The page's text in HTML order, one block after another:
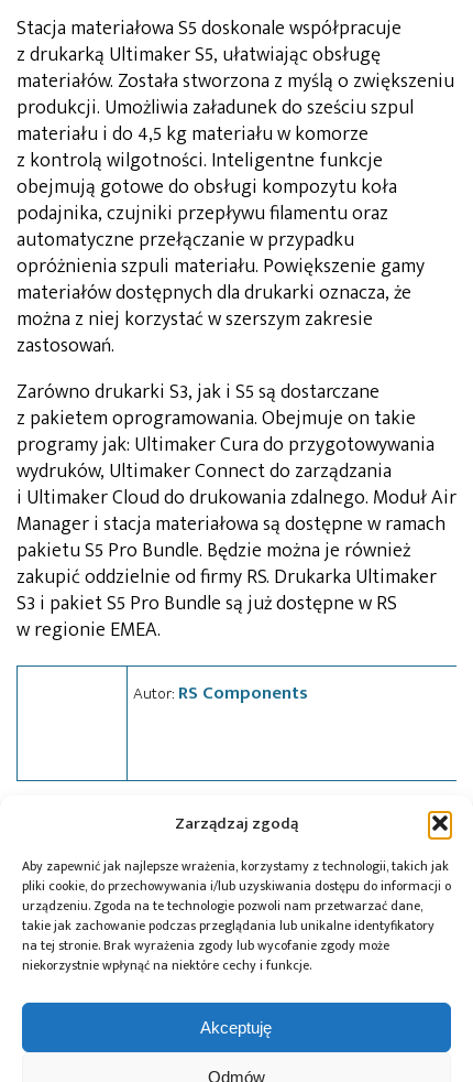
Zarządzaj zgodą
Aby zapewnić jak najlepsze wrażenia, korzystamy z technologii, takich jak
pliki cookie, do przechowywania i/lub uzyskiwania dostępu do informacji o
urządzeniu. Zgoda na te technologie pozwoli nam przetwarzać dane,
takie jak zachowanie podczas przeglądania lub unikalne identyfikatory
na tej stronie. Brak wyrażenia zgody lub wycofanie zgody może
niekorzystnie wpłynąć na niektóre cechy i funkcje.
Akceptuję
Odmów
Stacja materiałowa S5 doskonale współpracuje
z drukarką Ultimaker S5, ułatwiając obsługę
materiałów. Została stworzona z myślą o zwiększeniu
produkcji. Umożliwia załadunek do sześciu szpul
materiału i do 4,5 kg materiału w komorze
z kontrolą wilgotności. Inteligentne funkcje
obejmują gotowe do obsługi kompozytu koła
podajnika, czujniki przepływu filamentu oraz
automatyczne przełączanie w przypadku
opróżnienia szpuli materiału. Powiększenie gamy
materiałów dostępnych dla drukarki oznacza, że
można z niej korzystać w szerszym zakresie
zastosowań.
Zarówno drukarki S3, jak i S5 są dostarczane
z pakietem oprogramowania. Obejmuje on takie
programy jak: Ultimaker Cura do przygotowywania
wydruków, Ultimaker Connect do zarządzania
i Ultimaker Cloud do drukowania zdalnego. Moduł Air
Manager i stacja materiałowa są dostępne w ramach
pakietu S5 Pro Bundle. Będzie można je również
zakupić oddzielnie od firmy RS. Drukarka Ultimaker
S3 i pakiet S5 Pro Bundle są już dostępne w RS
w regionie EMEA.
Autor: RS Components
news,RS Components
Przeczytaj również:
Łukasiewicz –